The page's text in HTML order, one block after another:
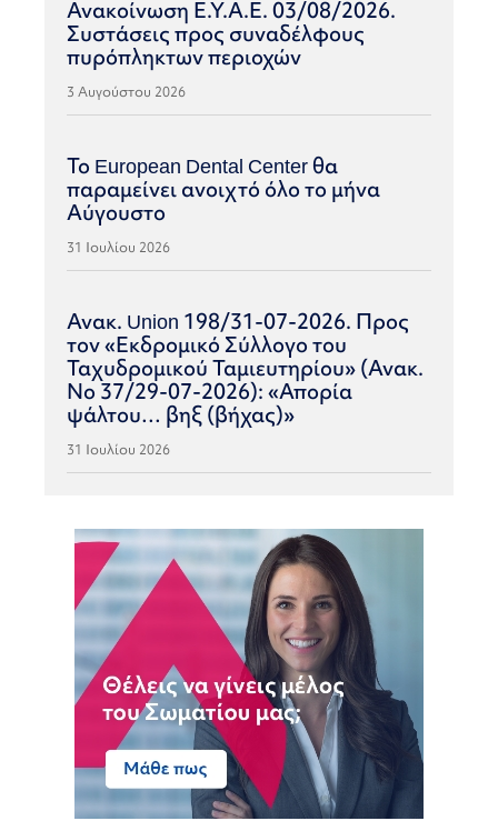
Ανακοίνωση Ε.Υ.Α.Ε. 03/08/2026.
Συστάσεις προς συναδέλφους
πυρόπληκτων περιοχών
3 Αυγούστου 2026
Το European Dental Center θα
παραμείνει ανοιχτό όλο το μήνα
Αύγουστο
31 Ιουλίου 2026
Ανακ. Union 198/31-07-2026. Προς
τον «Εκδρομικό Σύλλογο του
Ταχυδρομικού Ταμιευτηρίου» (Ανακ.
Νο 37/29-07-2026): «Απορία
ψάλτου… βηξ (βήχας)»
31 Ιουλίου 2026